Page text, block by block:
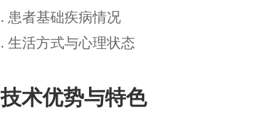
患者基础疾病情况
生活方式与心理状态
技术优势与特色